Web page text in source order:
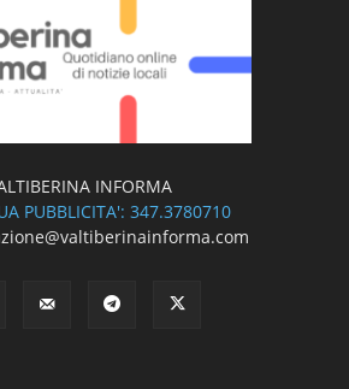
INFORMA
PUBBLICITA': 347.3780710